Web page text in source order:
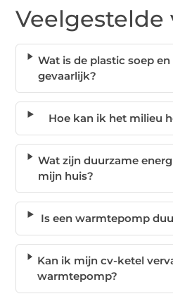
Veelgestelde
Wat is de plastic soep
gevaarlijk?
Hoe kan ik het milieu
Wat zijn duurzame
mijn huis?
Is een warmtepomp
Kan ik mijn cv-ketel
warmtepomp?